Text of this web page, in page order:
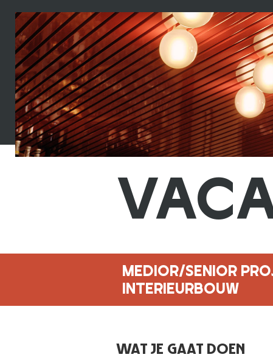
MEDIOR/SENIOR
INTERIEURBOUW
WAT JE GAAT DOEN